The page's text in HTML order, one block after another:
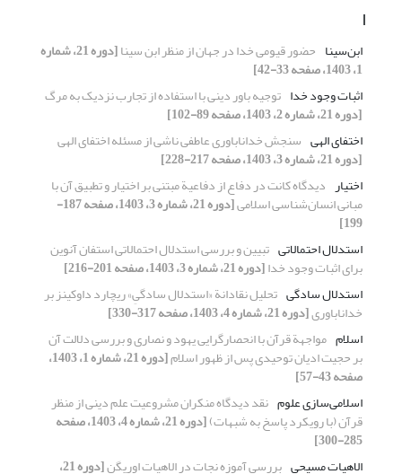
ا
ابن‌سینا حضور قیومی خدا در جهان از منظر ابن سینا [دوره 21، شماره
1، 1403، صفحه 33-42]
اثبات وجود خدا توجیه باور دینی با استفاده از تجارب نزدیک به مرگ
[دوره 21، شماره 2، 1403، صفحه 89-102]
اختفای الهی سنجش خداناباوری عاطفی ناشی از مسئله اختفای الهی
[دوره 21، شماره 3، 1403، صفحه 217-228]
اختیار دیدگاه کانت در دفاع از دفاعیة مبتنی بر اختیار و تطبیق آن با
مبانی انسان‌شناسی اسلامی [دوره 21، شماره 3، 1403، صفحه 187-
199]
استدلال احتمالاتی تبیین و بررسی استدلال احتمالاتی استفان آنوین
برای اثبات وجود خدا[دوره 21، شماره 3، 1403، صفحه 201-216]
استدلال سادگی تحلیل نقادانة «استدلال سادگیِ» ریچارد داوکینز بر
خداناباوری[دوره 21، شماره 4، 1403، صفحه 317-330]
اسلام مواجهة قرآن با انحصارگرایی یهود و نصاری و بررسی دلالت آن
بر حجیت ادیان توحیدی پس از ظهور اسلام [دوره 21، شماره 1، 1403،
صفحه 43-57]
اسلامی‌سازی علوم نقد دیدگاه منکران مشروعیت علم دینی از منظر
قرآن (با رویکرد پاسخ به شبهات) [دوره 21، شماره 4، 1403، صفحه
285-300]
الاهیات مسیحی بررسی آموزه نجات در الاهیات اوریگن [دوره 21،